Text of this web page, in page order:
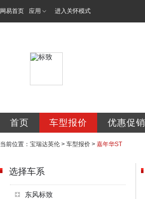
网易首页 应用 进入关怀模式
首页 车型报价 优惠促销
当前位置： 宝瑞达英伦 > 车型报价 > 嘉年华ST
选择车系
东风标致